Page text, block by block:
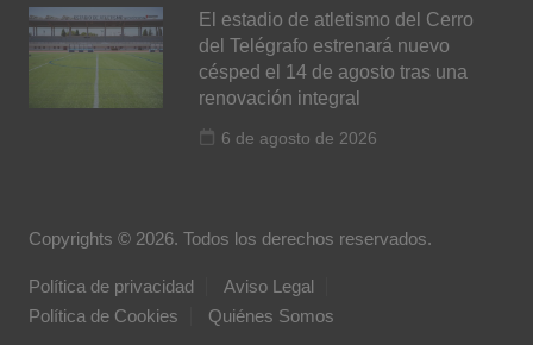
El estadio de atletismo del Cerro
del Telégrafo estrenará nuevo
césped el 14 de agosto tras una
renovación integral
6 de agosto de 2026
Copyrights © 2026. Todos los derechos reservados.
Política de privacidad
Aviso Legal
Política de Cookies
Quiénes Somos